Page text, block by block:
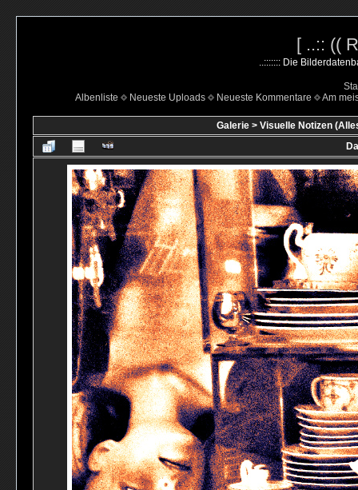
[ ..:: ((
..::::::: Die
Albenliste
Neueste Uploads Neueste Kommentare Am
Galerie> Visuelle Notizen